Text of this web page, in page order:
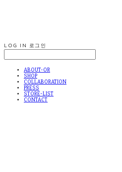
LOG IN 로그인
ABOUT-OR
SHOP
COLLABORATION
PRESS
STORE-LIST
CONTACT